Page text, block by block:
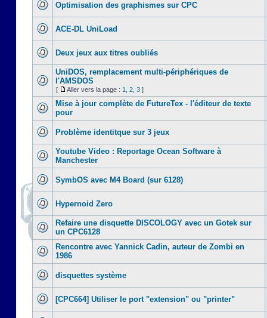
Optimisation des graphismes sur CPC
ACE-DL UniLoad
Deux jeux aux titres oubliés
UniDOS, remplacement multi-périphériques de
l'AMSDOS
[ Aller vers la page : 1 2 3 ]
Mise à jour complète de FutureTex - l'éditeur de texte
pour
Problème identitque sur 3 jeux
Youtube Video : Reportage Ocean Software à
Manchester
SymbOS avec M4 Board (sur 6128)
Hypernoid Zero
Refaire une disquette DISCOLOGY avec un Gotek sur
un CPC6128
Rencontre avec Yannick Cadin, auteur de Zombi en
1986
disquettes système
[CPC664] Utiliser le port "extension" ou "printer"